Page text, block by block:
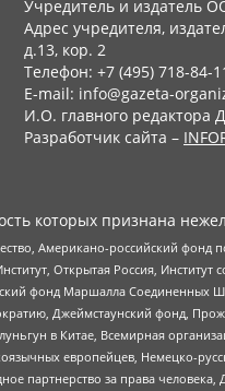
Учредитель и издатель
Адрес учредителя,
д.13, кор. 2
Телефон: +7 (495) 718-84-
E-mail: info@gazeta-
И.О. главного редактора
Разработчик сайта –
которых признана
Американо-российский
Открытая Россия,
фонд Маршалла Соединенных
Джеймстаунский фонд,
в Китае, Всемирная
европейцев, Немецко-
за права человека,